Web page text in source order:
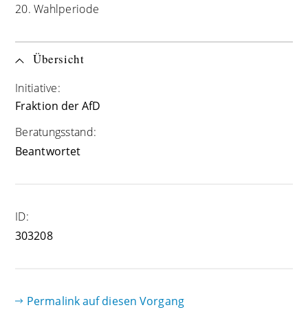
20. Wahlperiode
Übersicht
Initiative:
Fraktion der AfD
Beratungsstand:
Beantwortet
ID:
303208
Permalink auf diesen Vorgang